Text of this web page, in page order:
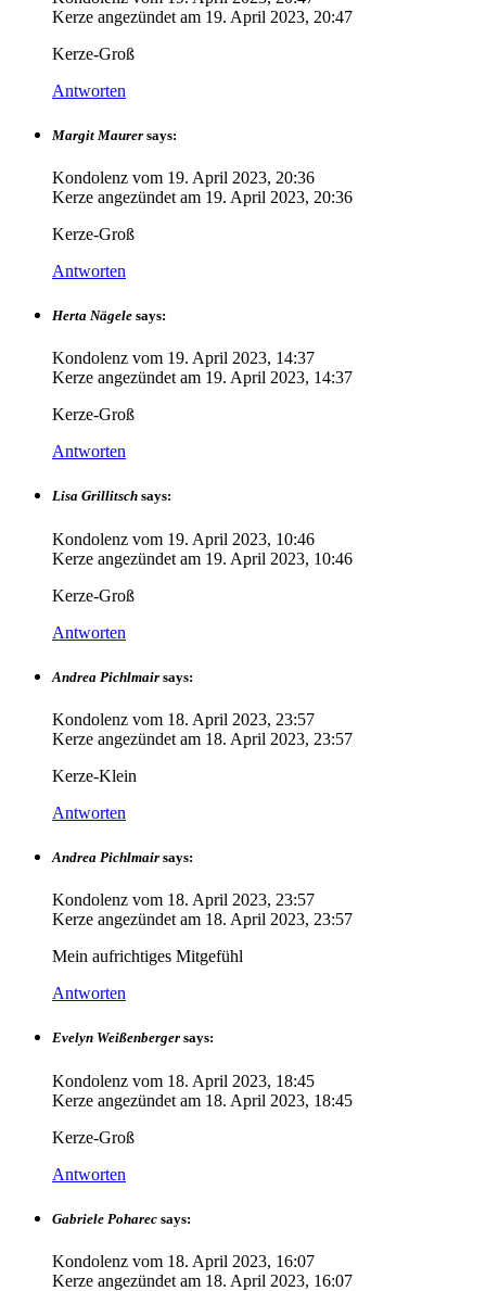
Kerze angezündet am 19. April 2023, 20:47
Kerze-Groß
Antworten
Margit Maurer says:
Kondolenz vom 19. April 2023, 20:36
Kerze angezündet am 19. April 2023, 20:36
Kerze-Groß
Antworten
Herta Nägele says:
Kondolenz vom 19. April 2023, 14:37
Kerze angezündet am 19. April 2023, 14:37
Kerze-Groß
Antworten
Lisa Grillitsch says:
Kondolenz vom 19. April 2023, 10:46
Kerze angezündet am 19. April 2023, 10:46
Kerze-Groß
Antworten
Andrea Pichlmair says:
Kondolenz vom 18. April 2023, 23:57
Kerze angezündet am 18. April 2023, 23:57
Kerze-Klein
Antworten
Andrea Pichlmair says:
Kondolenz vom 18. April 2023, 23:57
Kerze angezündet am 18. April 2023, 23:57
Mein aufrichtiges Mitgefühl
Antworten
Evelyn Weißenberger says:
Kondolenz vom 18. April 2023, 18:45
Kerze angezündet am 18. April 2023, 18:45
Kerze-Groß
Antworten
Gabriele Poharec says:
Kondolenz vom 18. April 2023, 16:07
Kerze angezündet am 18. April 2023, 16:07